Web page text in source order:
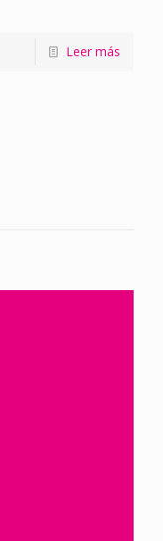
Leer más